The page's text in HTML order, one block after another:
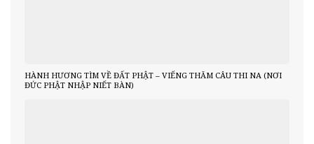
HÀNH HƯƠNG TÌM VỀ ĐẤT PHẬT – VIẾNG THĂM CÂU THI NA (NƠI
ĐỨC PHẬT NHẬP NIẾT BÀN)